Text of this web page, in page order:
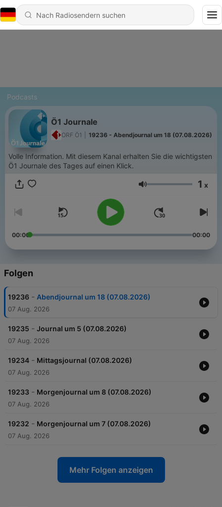
Podcasts
Ö1 Journale
ORF Ö1 19236 - Abendjournal um 18 (07.08.2026)
Volle Information. Mit diesem Kanal erhalten Sie die wichtigsten
Ö1 Journale des Tages auf einen Klick.
Lautstärke 1 x
00:00 00:00
Folgen
19236 - Abendjournal um 18 (07.08.2026)
07 Aug. 2026
19235 - Journal um 5 (07.08.2026)
07 Aug. 2026
19234 - Mittagsjournal (07.08.2026)
07 Aug. 2026
19233 - Morgenjournal um 8 (07.08.2026)
07 Aug. 2026
19232 - Morgenjournal um 7 (07.08.2026)
07 Aug. 2026
Mehr Folgen anzeigen